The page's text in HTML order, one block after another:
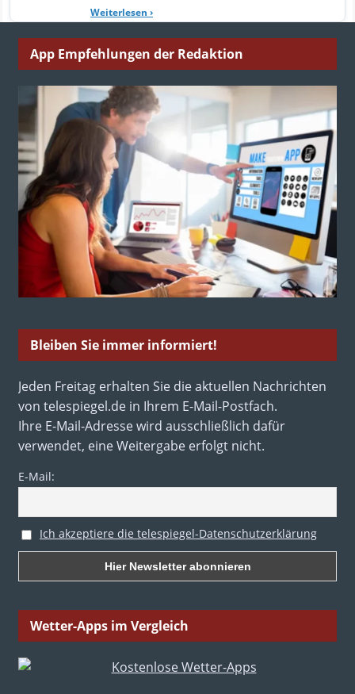
Weiterlesen ›
App Empfehlungen der Redaktion
Bleiben Sie immer informiert!
Jeden Freitag erhalten Sie die aktuellen Nachrichten
von telespiegel.de in Ihrem E-Mail-Postfach.
Ihre E-Mail-Adresse wird ausschließlich dafür
verwendet, eine Weitergabe erfolgt nicht.
E-Mail:
Ich akzeptiere die telespiegel-Datenschutzerklärung
Wetter-Apps im Vergleich